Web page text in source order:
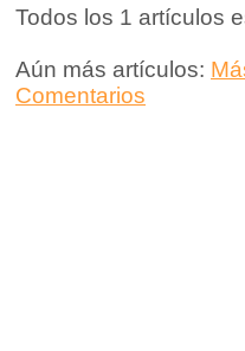
Todos los 1 artículos
Aún más artículos:
Comentarios